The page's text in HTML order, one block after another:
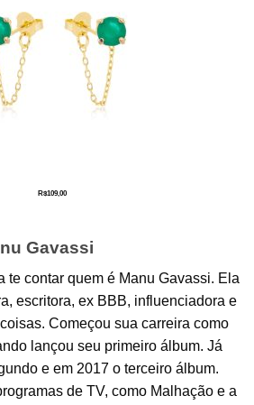
R$109,00
Gavassi
te contar quem é Manu Gavassi. Ela
escritora, ex BBB, influenciadora e
Começou sua carreira como
lançou seu primeiro álbum. Já
e em 2017 o terceiro álbum.
de TV, como Malhação e a